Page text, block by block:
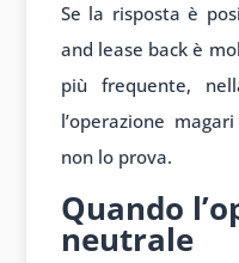
Se la risposta è
and lease back è
più frequente,
l’operazione
non lo prova.
Quando
neutrale